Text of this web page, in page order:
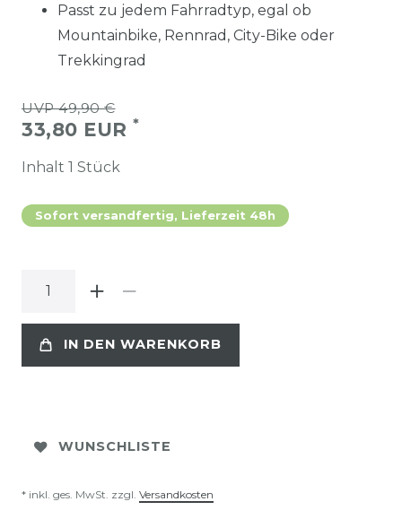
Passt zu jedem Fahrradtyp, egal ob
Mountainbike, Rennrad, City-Bike oder
Trekkingrad
UVP 49,90 €
33,80 EUR *
Inhalt 1 Stück
Sofort versandfertig, Lieferzeit 48h
IN DEN WARENKORB
WUNSCHLISTE
* inkl. ges. MwSt. zzgl. Versandkosten